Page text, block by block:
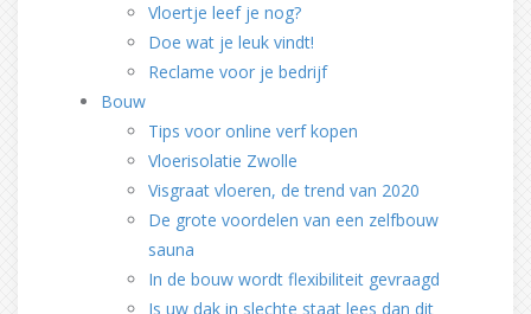
Vloertje leef je nog?
Doe wat je leuk vindt!
Reclame voor je bedrijf
Bouw
Tips voor online verf kopen
Vloerisolatie Zwolle
Visgraat vloeren, de trend van 2020
De grote voordelen van een zelfbouw
sauna
In de bouw wordt flexibiliteit gevraagd
Is uw dak in slechte staat lees dan dit